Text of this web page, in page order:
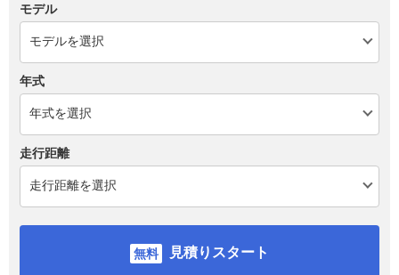
モデル
年式
走行距離
見積りスタート